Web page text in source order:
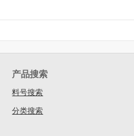
产品搜索
料号搜索
分类搜索